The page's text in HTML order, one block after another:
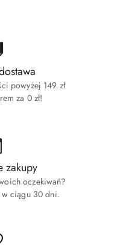
powyżej 149 zł
za 0 zł!
zakupy
oczekiwań?
ciągu 30 dni.